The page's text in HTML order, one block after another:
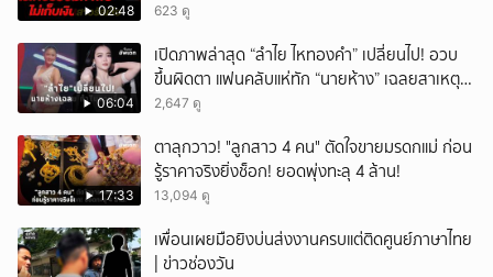
02:48 623 ดู
06:04
เปิดภาพล่าสุด “ลำไย ไหทองคำ” เปลี่ยนไป! อวบ
ขึ้นผิดตา แฟนคลับแห่ทัก “นายห้าง” เฉลยสาเหตุ
ชัด!
2,647 ดู
17:33
ตาลุกวาว! "ลูกสาว 4 คน" ตัดใจขายมรดกแม่ ก่อน
รู้ราคาจริงยิ่งช็อก! ยอดพุ่งทะลุ 4 ล้าน!
13,094 ดู
เพื่อนเผยมือยิงบ่นส่งงานครบแต่ติดศูนย์ภาษาไทย
| ข่าวช่องวัน